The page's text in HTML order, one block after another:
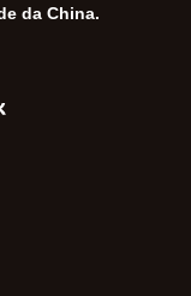
da China.